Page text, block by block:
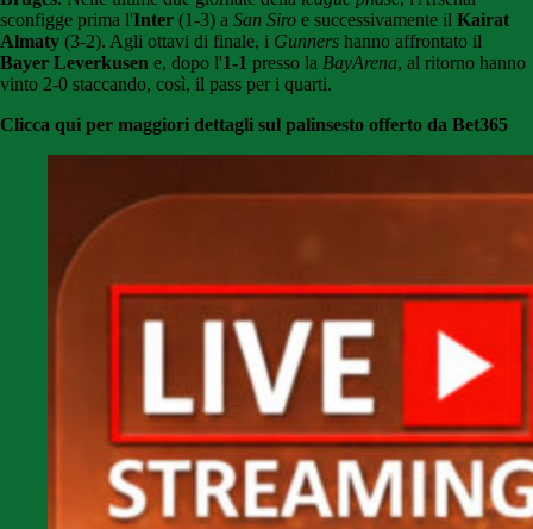
sconfigge prima l'Inter (1-3) a San Siro e successivamente il Kairat
Almaty (3-2). Agli ottavi di finale, i Gunners hanno affrontato il
Bayer Leverkusen e, dopo l'1-1 presso la BayArena, al ritorno hanno
vinto 2-0 staccando, così, il pass per i quarti.
Clicca qui per maggiori dettagli sul palinsesto offerto da Bet365